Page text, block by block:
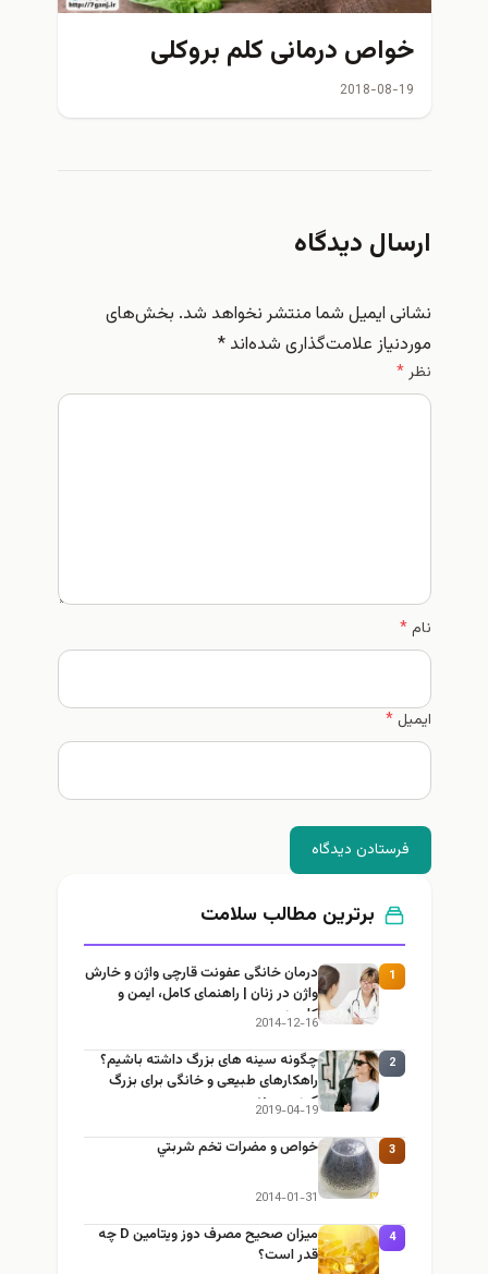
خواص درمانی کلم بروکلی
2018-08-19
ارسال دیدگاه
نشانی ایمیل شما منتشر نخواهد شد. بخش‌های
موردنیاز علامت‌گذاری شده‌اند*
نظر*
نام*
ایمیل*
فرستادن دیدگاه
برترین مطالب سلامت
1
درمان خانگی عفونت قارچی واژن و خارش
واژن در زنان | راهنمای کامل، ایمن و
کاربردی
2014-12-16
2
چگونه سینه های بزرگ داشته باشیم؟
راهکارهای طبیعی و خانگی برای بزرگ
کردن سینه
2019-04-19
3 خواص و مضرات تخم شربتي
2014-01-31
4
میزان صحیح مصرف دوز ویتامین D چه
قدر است؟